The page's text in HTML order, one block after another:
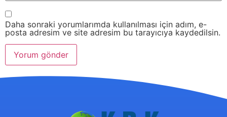
Daha sonraki yorumlarımda kullanılması için adım, e-
posta adresim ve site adresim bu tarayıcıya kaydedilsin.